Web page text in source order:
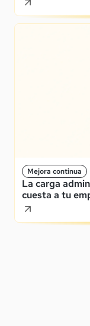
Mejora continua
La carga
cuesta a tu